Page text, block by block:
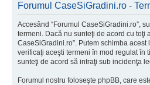
Forumul CaseSiGradini.ro -
Accesând “Forumul CaseSiGradini.ro”,
termeni. Dacă nu sunteţi de acord cu toţi
CaseSiGradini.ro”. Putem schimba
verificaţi aceşti termeni în mod regulat în
sunteţi de acord să intraţi sub incidenţa
Forumul nostru foloseşte phpBB, care